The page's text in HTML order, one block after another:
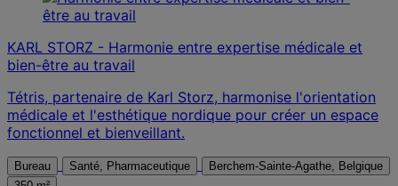
KARL STORZ - Harmonie entre expertise médicale et
bien-être au travail
Tétris, partenaire de Karl Storz, harmonise l'orientation
médicale et l'esthétique nordique pour créer un espace
fonctionnel et bienveillant.
Bureau Santé, Pharmaceutique
Berchem-Sainte-Agathe, Belgique